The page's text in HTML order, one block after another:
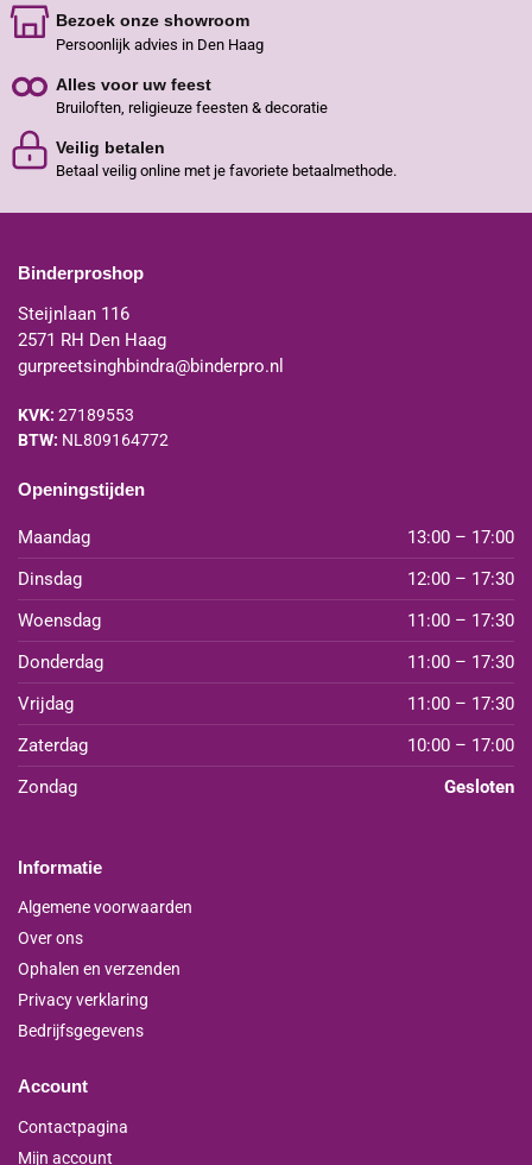
Bezoek onze showroom
Persoonlijk advies in Den Haag
Alles voor uw feest
Bruiloften, religieuze feesten & decoratie
Veilig betalen
Betaal veilig online met je favoriete betaalmethode.
Binderproshop
Steijnlaan 116
2571 RH Den Haag
gurpreetsinghbindra@binderpro.nl
KVK: 27189553
BTW: NL809164772
Openingstijden
Maandag
13:00 – 17:00
Dinsdag
12:00 – 17:30
Woensdag
11:00 – 17:30
Donderdag
11:00 – 17:30
Vrijdag
11:00 – 17:30
Zaterdag
10:00 – 17:00
Zondag
Gesloten
Informatie
Algemene voorwaarden
Over ons
Ophalen en verzenden
Privacy verklaring
Bedrijfsgegevens
Account
Contactpagina
Mijn account